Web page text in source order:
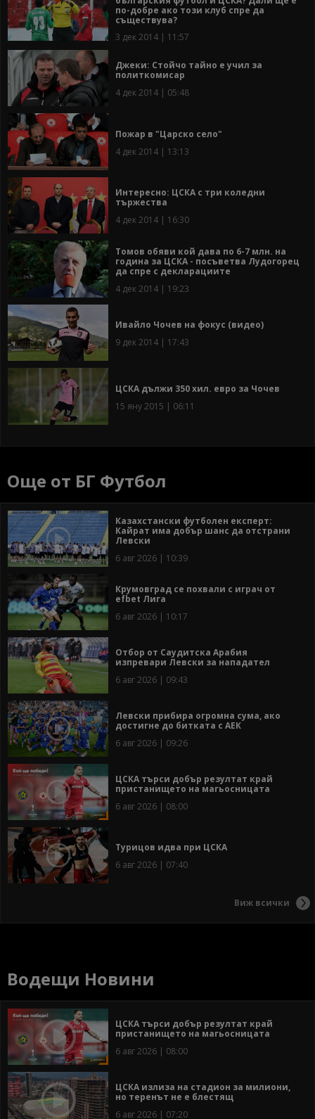
по-добре ако този клуб спре да
съществува?
3 дек 2014 | 11:57
Джеки: Стойчо тайно е учил за
политкомисар
4 дек 2014 | 05:48
Пожар в "Царско село"
4 дек 2014 | 13:13
Интересно: ЦСКА с три коледни
тържества
4 дек 2014 | 16:30
Томов обяви кой дава по 6-7 млн. на
година за ЦСКА - посъветва Лудогорец
да спре с декларациите
4 дек 2014 | 19:23
Ивайло Чочев на фокус (видео)
9 дек 2014 | 17:43
ЦСКА дължи 350 хил. евро за Чочев
15 яну 2015 | 06:11
Още от БГ Футбол
Казахстански футболен експерт:
Кайрат има добър шанс да отстрани
Левски
6 авг 2026 | 10:39
Крумовград се похвали с играч от
efbet Лига
6 авг 2026 | 10:17
Отбор от Саудитска Арабия
изпревари Левски за нападател
6 авг 2026 | 09:43
Левски прибира огромна сума, ако
достигне до битката с АЕК
6 авг 2026 | 09:26
ЦСКА търси добър резултат край
пристанището на магьосницата
6 авг 2026 | 08:00
Турицов идва при ЦСКА
6 авг 2026 | 07:40
Виж всички
Водещи Новини
ЦСКА търси добър резултат край
пристанището на магьосницата
6 авг 2026 | 08:00
ЦСКА излиза на стадион за милиони,
но теренът не е блестящ
6 авг 2026 | 07:20